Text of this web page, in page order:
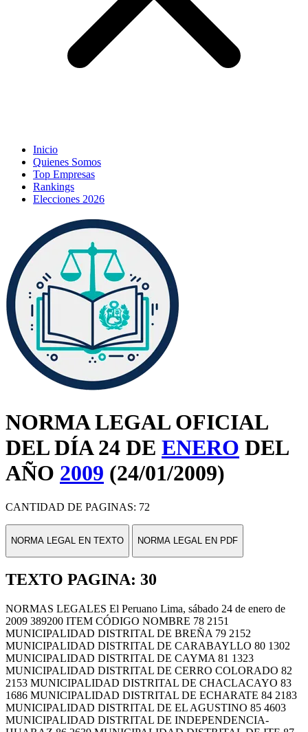
Inicio
Quienes Somos
Top Empresas
Rankings
Elecciones 2026
NORMA LEGAL OFICIAL
DEL DÍA 24 DE ENERO DEL
AÑO 2009 (24/01/2009)
CANTIDAD DE PAGINAS: 72
NORMA LEGAL EN TEXTO NORMA LEGAL EN PDF
TEXTO PAGINA: 30
NORMAS LEGALES El Peruano Lima, sábado 24 de enero de
2009 389200 ITEM CÓDIGO NOMBRE 78 2151
MUNICIPALIDAD DISTRITAL DE BREÑA 79 2152
MUNICIPALIDAD DISTRITAL DE CARABAYLLO 80 1302
MUNICIPALIDAD DISTRITAL DE CAYMA 81 1323
MUNICIPALIDAD DISTRITAL DE CERRO COLORADO 82
2153 MUNICIPALIDAD DISTRITAL DE CHACLACAYO 83
1686 MUNICIPALIDAD DISTRITAL DE ECHARATE 84 2183
MUNICIPALIDAD DISTRITAL DE EL AGUSTINO 85 4603
MUNICIPALIDAD DISTRITAL DE INDEPENDENCIA-